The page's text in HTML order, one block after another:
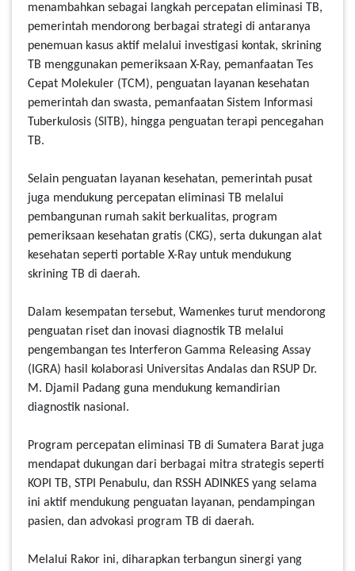
menambahkan sebagai langkah percepatan eliminasi TB,
pemerintah mendorong berbagai strategi di antaranya
penemuan kasus aktif melalui investigasi kontak, skrining
TB menggunakan pemeriksaan X-Ray, pemanfaatan Tes
Cepat Molekuler (TCM), penguatan layanan kesehatan
pemerintah dan swasta, pemanfaatan Sistem Informasi
Tuberkulosis (SITB), hingga penguatan terapi pencegahan
TB.
Selain penguatan layanan kesehatan, pemerintah pusat
juga mendukung percepatan eliminasi TB melalui
pembangunan rumah sakit berkualitas, program
pemeriksaan kesehatan gratis (CKG), serta dukungan alat
kesehatan seperti portable X-Ray untuk mendukung
skrining TB di daerah.
Dalam kesempatan tersebut, Wamenkes turut mendorong
penguatan riset dan inovasi diagnostik TB melalui
pengembangan tes Interferon Gamma Releasing Assay
(IGRA) hasil kolaborasi Universitas Andalas dan RSUP Dr.
M. Djamil Padang guna mendukung kemandirian
diagnostik nasional.
Program percepatan eliminasi TB di Sumatera Barat juga
mendapat dukungan dari berbagai mitra strategis seperti
KOPI TB, STPI Penabulu, dan RSSH ADINKES yang selama
ini aktif mendukung penguatan layanan, pendampingan
pasien, dan advokasi program TB di daerah.
Melalui Rakor ini, diharapkan terbangun sinergi yang